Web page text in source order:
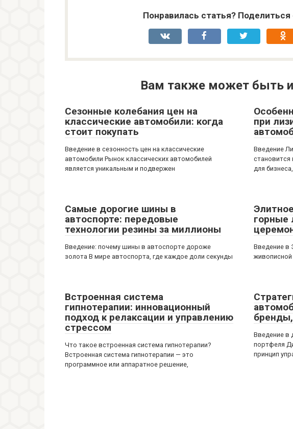
Понравилась статья?
Вам также может быть
Сезонные колебания цен на
классические автомобили: когда
стоит покупать
Введение в сезонность цен на классические
автомобили Рынок классических автомобилей
является уникальным и подвержен
при
Введение
становится
для
Самые дорогие шины в
автоспорте: передовые
технологии резины за миллионы
Введение: почему шины в автоспорте дороже
золота В мире автоспорта, где каждое доли секунды
горные
Введение в
Встроенная система
гипнотерапии: инновационный
подход к релаксации и управлению
стрессом
Что такое встроенная система гипнотерапии?
Встроенная система гипнотерапии — это
программное или аппаратное решение,
Введение в
портфеля
принцип